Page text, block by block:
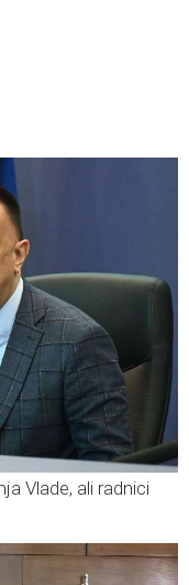
Vlade, ali radnici